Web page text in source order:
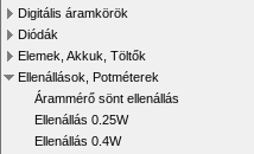
Digitális áramkörök
Diódák
Elemek, Akkuk, Töltők
Ellenállások, Potméterek
Árammérő sönt ellenállás
Ellenállás 0.25W
Ellenállás 0.4W